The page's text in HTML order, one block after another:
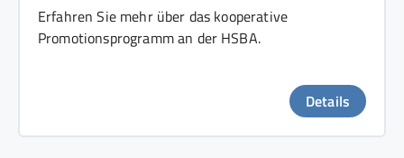
Erfahren Sie mehr über das kooperative
Promotionsprogramm an der HSBA.
Details